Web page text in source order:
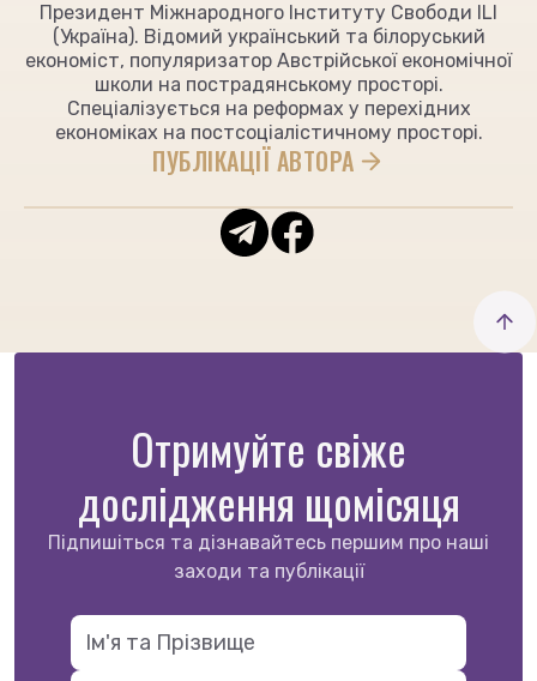
Президент Міжнародного Інституту Свободи ILI
(Україна). Відомий український та білоруський
економіст, популяризатор Австрійської економічної
школи на пострадянському просторі.
Спеціалізується на реформах у перехідних
економіках на постсоціалістичному просторі.
ПУБЛІКАЦІЇ АВТОРА
Отримуйте свіже
дослідження щомісяця
Підпишіться та дізнавайтесь першим про наші
заходи та публікації